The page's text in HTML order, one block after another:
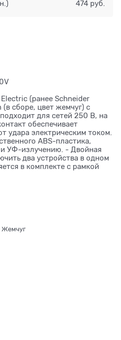
474 руб.
(ранее Schneider
сборе, цвет жемчуг) с
для сетей 250 В, на
обеспечивает
удара электрическим током.
ABS-пластика,
и УФ-излучению. - Двойная
два устройства в одном
в комплекте с рамкой
Жемчуг